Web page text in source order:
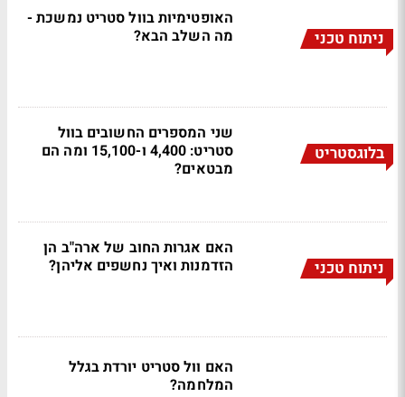
ניתוח טכני
האופטימיות בוול סטריט נמשכת -
מה השלב הבא?
בלוגסטריט
שני המספרים החשובים בוול
סטריט: 4,400 ו-15,100 ומה הם
מבטאים?
ניתוח טכני
האם אגרות החוב של ארה"ב הן
הזדמנות ואיך נחשפים אליהן?
האם וול סטריט יורדת בגלל
המלחמה?